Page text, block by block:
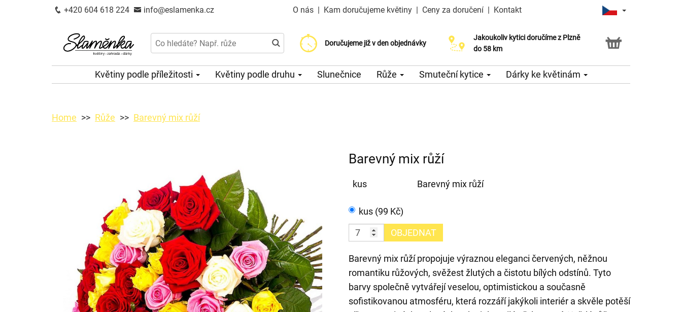
+420 604 618 224 info@eslamenka.cz O nás | Kam doručujeme květiny | Ceny za doručení | Kontakt
Doručujeme již v den objednávky
Doručujeme již od 200 Kč
Možný výběr času a dne doručení
Jakoukoliv kytici doručíme z Plzně
do 58 km
Květiny podle příležitosti Květiny podle druhu Slunečnice Růže Smuteční kytice Dárky ke květinám
Home Růže Barevný mix růží
Barevný mix růží
kus Barevný mix růží
kus (99 Kč)
OBJEDNAT
Barevný mix růží propojuje výraznou eleganci červených, něžnou
romantiku růžových, svěžest žlutých a čistotu bílých odstínů. Tyto
barvy společně vytvářejí veselou, optimistickou a současně
sofistikovanou atmosféru, která rozzáří jakýkoli interiér a skvěle potěší